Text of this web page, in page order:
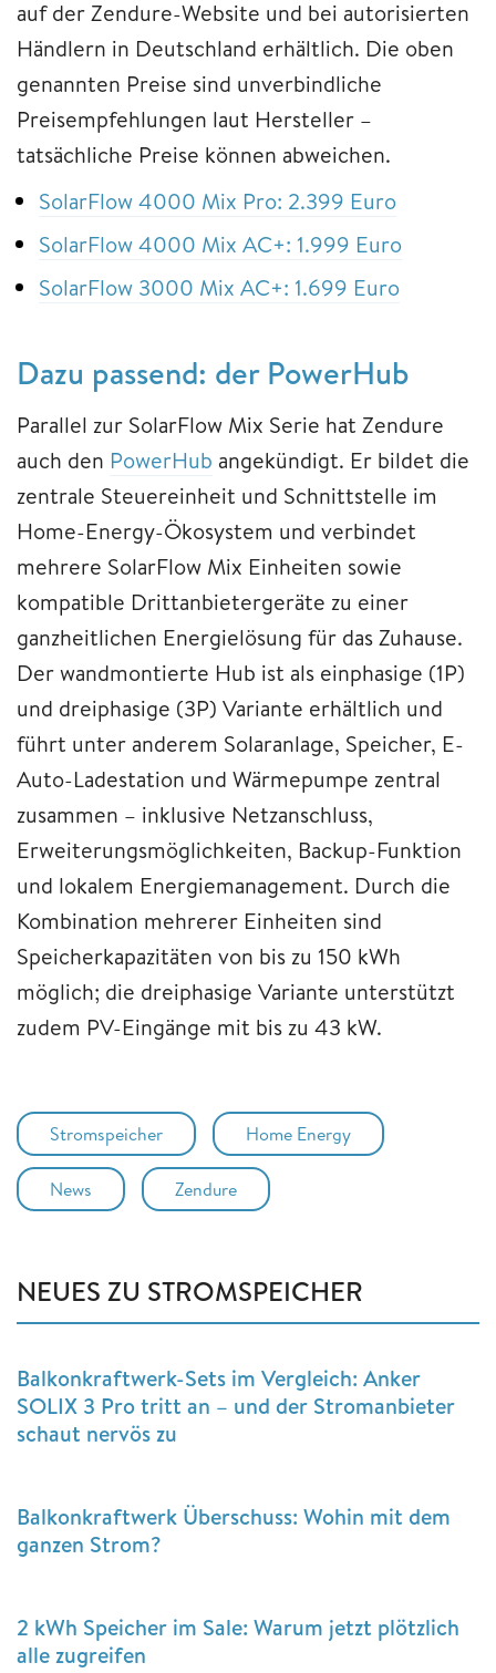
auf der Zendure-Website und bei autorisierten
Händlern in Deutschland erhältlich. Die oben
genannten Preise sind unverbindliche
Preisempfehlungen laut Hersteller –
tatsächliche Preise können abweichen.
SolarFlow 4000 Mix Pro: 2.399 Euro
SolarFlow 4000 Mix AC+: 1.999 Euro
SolarFlow 3000 Mix AC+: 1.699 Euro
Dazu passend: der PowerHub
Parallel zur SolarFlow Mix Serie hat Zendure
auch den PowerHub angekündigt. Er bildet die
zentrale Steuereinheit und Schnittstelle im
Home-Energy-Ökosystem und verbindet
mehrere SolarFlow Mix Einheiten sowie
kompatible Drittanbietergeräte zu einer
ganzheitlichen Energielösung für das Zuhause.
Der wandmontierte Hub ist als einphasige (1P)
und dreiphasige (3P) Variante erhältlich und
führt unter anderem Solaranlage, Speicher, E-
Auto-Ladestation und Wärmepumpe zentral
zusammen – inklusive Netzanschluss,
Erweiterungsmöglichkeiten, Backup-Funktion
und lokalem Energiemanagement. Durch die
Kombination mehrerer Einheiten sind
Speicherkapazitäten von bis zu 150 kWh
möglich; die dreiphasige Variante unterstützt
zudem PV-Eingänge mit bis zu 43 kW.
Stromspeicher Home Energy
News Zendure
NEUES ZU STROMSPEICHER
Balkonkraftwerk-Sets im Vergleich: Anker
SOLIX 3 Pro tritt an – und der Stromanbieter
schaut nervös zu
Balkonkraftwerk Überschuss: Wohin mit dem
ganzen Strom?
2 kWh Speicher im Sale: Warum jetzt plötzlich
alle zugreifen